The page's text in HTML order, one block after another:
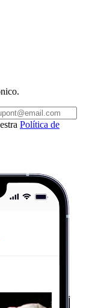
Política de